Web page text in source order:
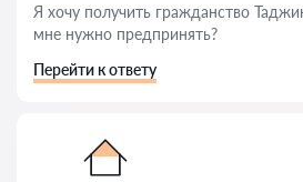
Я хочу получить гражданство
мне нужно предпринять?
Перейти к ответу